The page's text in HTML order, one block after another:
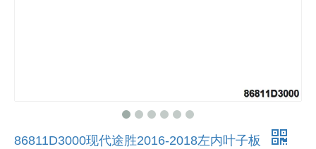
86811D3000现代途胜2016-2018左内叶子板